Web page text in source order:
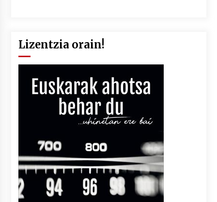
Lizentzia orain!